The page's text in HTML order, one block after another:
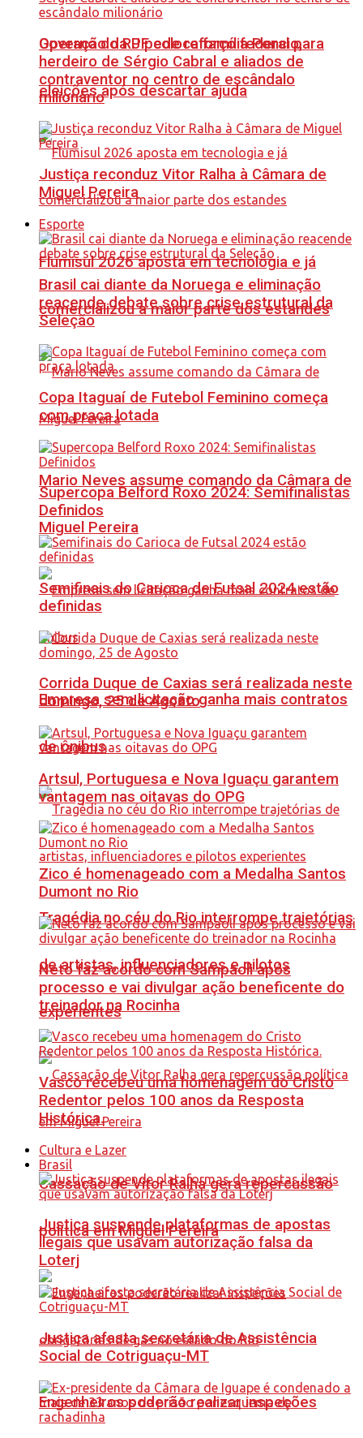
Governo do RJ pede reforço federal para
eleições após descartar ajuda
Flumisul 2026 aposta em tecnologia e já
comercializou a maior parte dos estandes
Mario Neves assume comando da Câmara de
Miguel Pereira
Empresa sem licitação ganha mais contratos
de ônibus
Tragédia no céu do Rio interrompe trajetórias
de artistas, influenciadores e pilotos
experientes
Cassação de Vitor Ralha gera repercussão
política em Miguel Pereira
Engenheiros poderão realizar inspeções
Operação da PF coloca família Poncio,
herdeiro de Sérgio Cabral e aliados de
contraventor no centro de escândalo
milionário
Justiça reconduz Vitor Ralha à Câmara de
Miguel Pereira
Esporte
Brasil cai diante da Noruega e eliminação
reacende debate sobre crise estrutural da
Seleção
Copa Itaguaí de Futebol Feminino começa
com praça lotada
Supercopa Belford Roxo 2024: Semifinalistas
Definidos
Semifinais do Carioca de Futsal 2024 estão
definidas
Corrida Duque de Caxias será realizada neste
domingo, 25 de Agosto
Artsul, Portuguesa e Nova Iguaçu garantem
vantagem nas oitavas do OPG
Zico é homenageado com a Medalha Santos
Dumont no Rio
Neto faz acordo com Sampaoli após
processo e vai divulgar ação beneficente do
treinador na Rocinha
Vasco recebeu uma homenagem do Cristo
Redentor pelos 100 anos da Resposta
Histórica.
Cultura e Lazer
Brasil
Justiça suspende plataformas de apostas
ilegais que usavam autorização falsa da
Loterj
Justiça afasta secretária de Assistência
Social de Cotriguaçu-MT